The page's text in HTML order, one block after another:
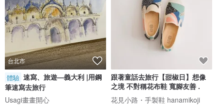
台北市
體驗 速寫、旅遊—義大利 |用鋼
筆速寫去旅行
Usagi畫畫開心
跟著童話去旅行【甜椒日】想像
之境 不對稱花布鞋 寬腳友善 .
花見小路・手製鞋 hanamikoji